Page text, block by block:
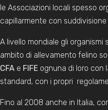
le Associazioni locali spesso
capillarmente con suddivisione
A livello mondiale gli organismi
ambito di allevamento felino
CFA e FIFE ognuna di loro con
standard, con i propri
Fino al 2008 anche in Italia,